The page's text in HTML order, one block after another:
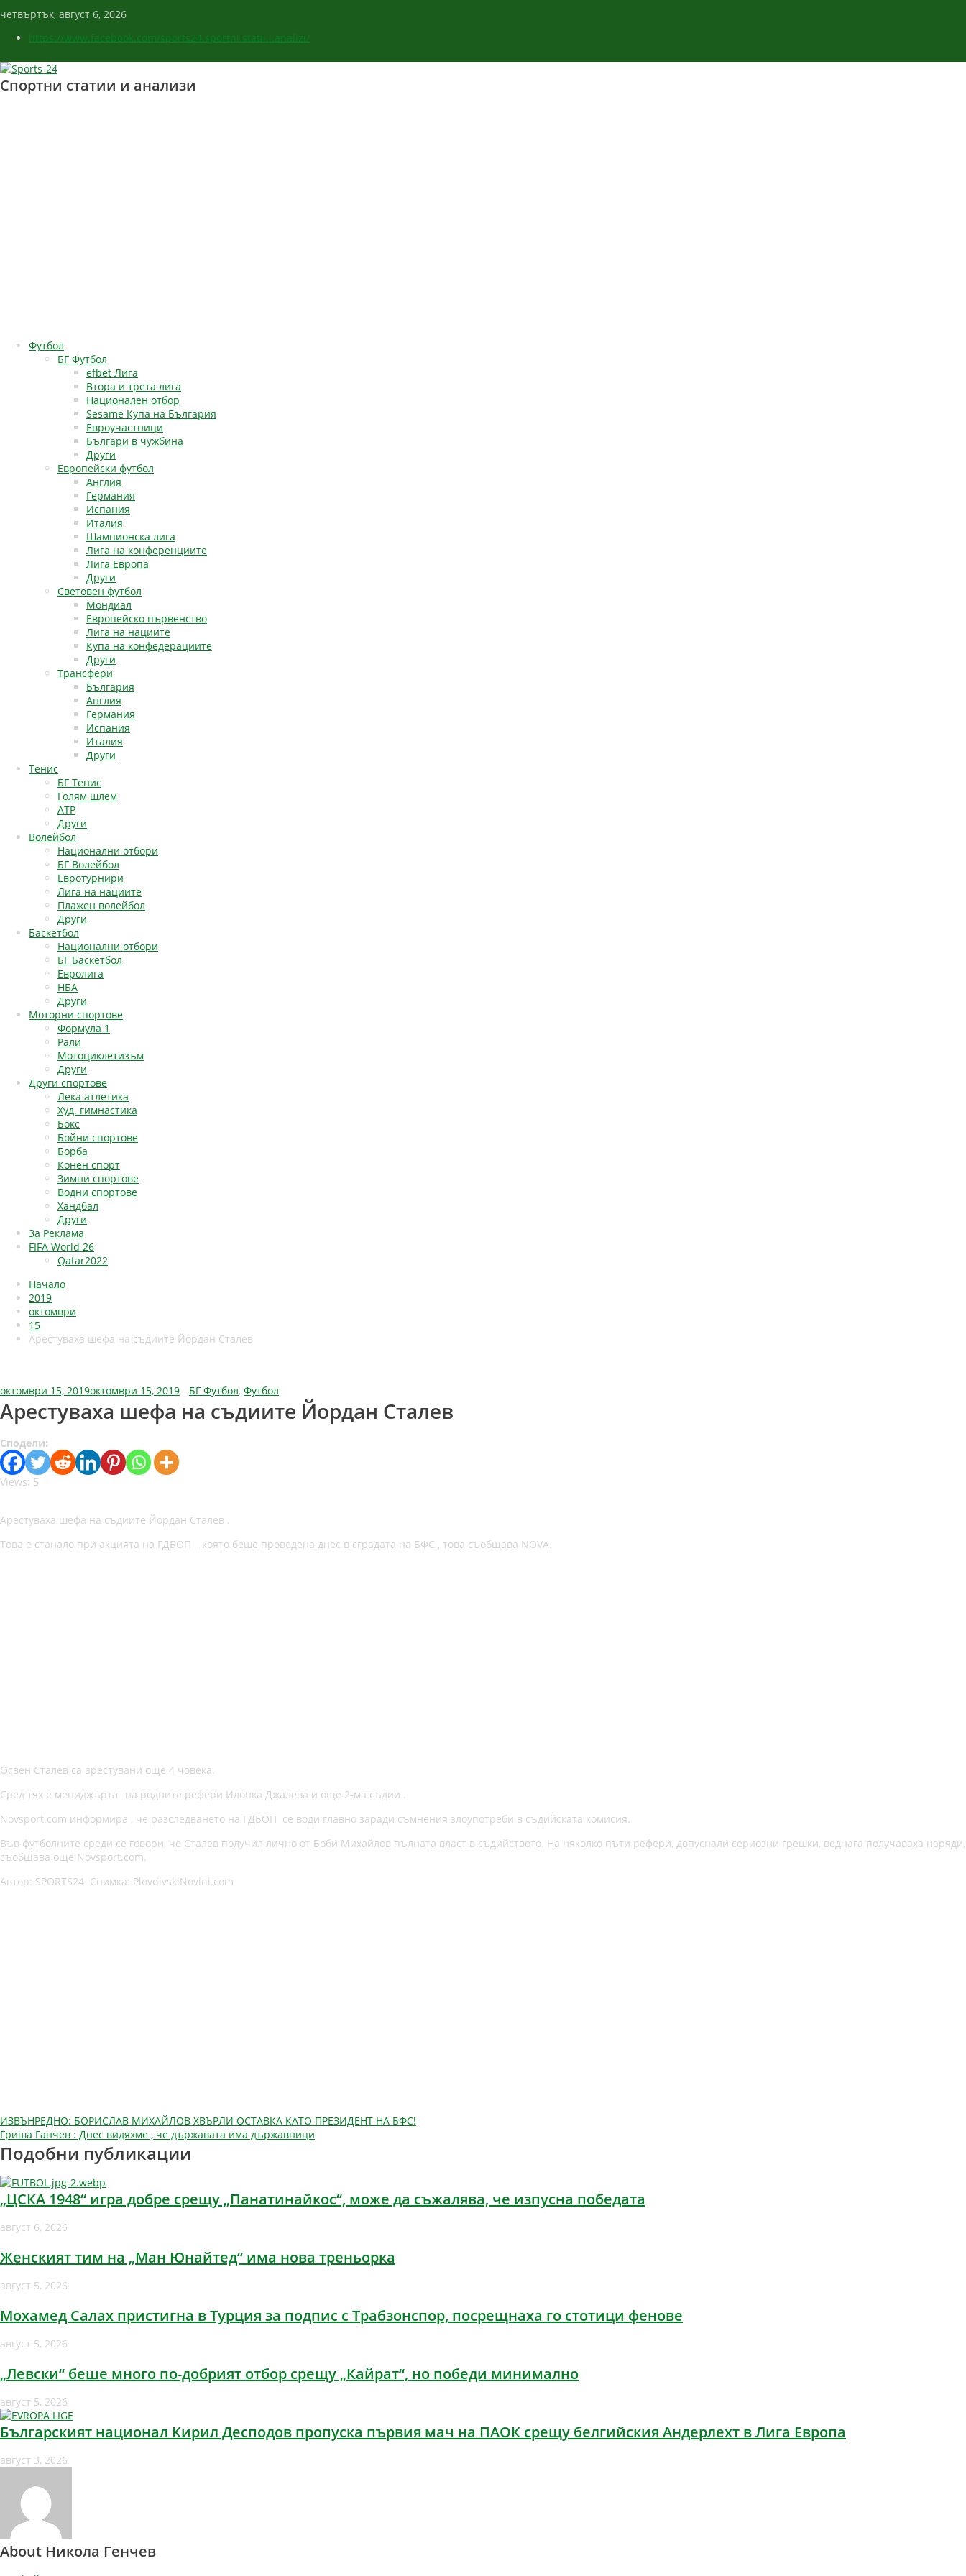
четвъртък, август 6, 2026
https://www.facebook.com/sports24.sportni.statii.i.analizi/
Спортни статии и анализи
Футбол
БГ Футбол
efbet Лига
Втора и трета лига
Национален отбор
Sesame Купа на България
Евроучастници
Българи в чужбина
Други
Европейски футбол
Англия
Германия
Испания
Италия
Шампионска лига
Лига на конференциите
Лига Европа
Други
Световен футбол
Мондиал
Европейско първенство
Лига на нациите
Купа на конфедерациите
Други
Трансфери
България
Англия
Германия
Испания
Италия
Други
Тенис
БГ Тенис
Голям шлем
АТР
Други
Волейбол
Национални отбори
БГ Волейбол
Евротурнири
Лига на нациите
Плажен волейбол
Други
Баскетбол
Национални отбори
БГ Баскетбол
Евролига
НБА
Други
Моторни спортове
Формула 1
Рали
Мотоциклетизъм
Други
Други спортове
Лека атлетика
Худ. гимнастика
Бокс
Бойни спортове
Борба
Конен спорт
Зимни спортове
Водни спортове
Хандбал
Други
За Реклама
FIFA World 26
Qatar2022
Начало
2019
октомври
15
Арестуваха шефа на съдиите Йордан Сталев
октомври 15, 2019октомври 15, 2019 - БГ Футбол, Футбол
Арестуваха шефа на съдиите Йордан Сталев
Сподели:
Views: 5
Арестуваха шефа на съдиите Йордан Сталев .
Това е станало при акцията на ГДБОП , която беше проведена днес в сградата на БФС , това съобщава NOVA.
Освен Сталев са арестувани още 4 човека.
Сред тях е мениджърът на родните рефери Илонка Джалева и още 2-ма съдии .
Novsport.com информира , че разследването на ГДБОП се води главно заради съмнения злоупотреби в съдийската комисия.
Във футболните среди се говори, че Сталев получил лично от Боби Михайлов пълната власт в съдийството. На няколко пъти рефери, допуснали сериозни грешки, веднага получаваха наряди,
съобщава още Novsport.com.
Автор: SPORTS24 Снимка: PlovdivskiNovini.com
Навигация
ИЗВЪНРЕДНО: БОРИСЛАВ МИХАЙЛОВ ХВЪРЛИ ОСТАВКА КАТО ПРЕЗИДЕНТ НА БФС!
Гриша Ганчев : Днес видяхме , че държавата има държавници
Подобни публикации
„ЦСКА 1948“ игра добре срещу „Панатинайкос“, може да съжалява, че изпусна победата
август 6, 2026
Женският тим на „Ман Юнайтед“ има нова треньорка
август 5, 2026
Мохамед Салах пристигна в Турция за подпис с Трабзонспор, посрещнаха го стотици фенове
август 5, 2026
„Левски“ беше много по-добрият отбор срещу „Кайрат“, но победи минимално
август 5, 2026
Българският национал Кирил Десподов пропуска първия мач на ПАОК срещу белгийския Андерлехт в Лига Европа
август 3, 2026
About Никола Генчев